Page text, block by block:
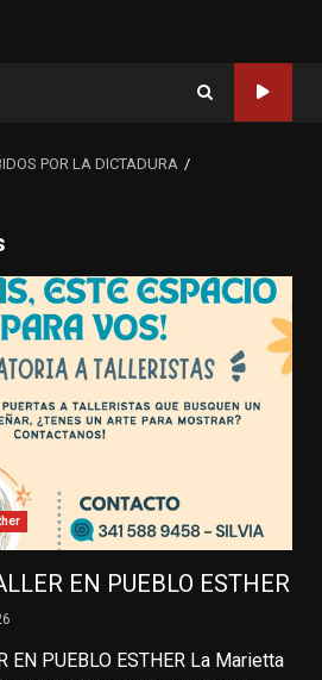
POR LA DICTADURA
EN PUEBLO ESTHER
EN PUEBLO ESTHER La Marietta